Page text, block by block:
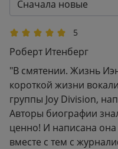
2
1
Сначала новые
5
Роберт Итенберг
"В смятении. Жизнь
короткой жизни
группы Joy Division,
Авторы биографии
ценно! И написана
вместе с тем с